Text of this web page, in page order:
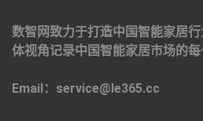
数智网致力于打造中国智能家居
体视角记录中国智能家居市场的每
Email：service@le365.cc